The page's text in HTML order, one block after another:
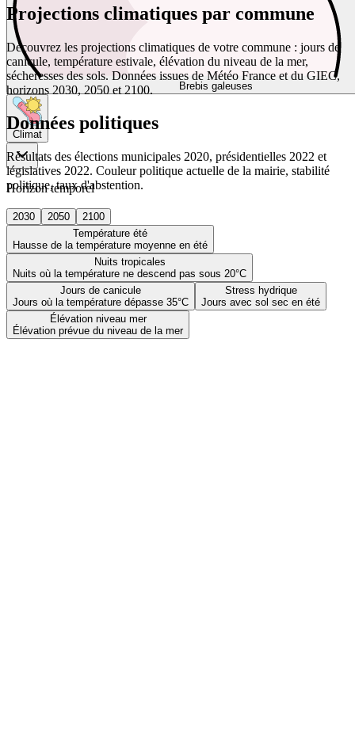
Brebis galeuses
Climat
Horizon temporel
2030 2050
2100
Température été
Hausse de la température moyenne en été
Nuits tropicales
Nuits où la température ne descend pas sous 20°C
Jours de canicule
Jours où la température dépasse 35°C
Stress hydrique
Jours avec sol sec en été
Élévation niveau mer
Élévation prévue du niveau de la mer
Projections climatiques par commune
Découvrez les projections climatiques de votre commune : jours de
canicule, température estivale, élévation du niveau de la mer,
sécheresses des sols. Données issues de Météo France et du GIEC,
horizons 2030, 2050 et 2100.
Données politiques
Résultats des élections municipales 2020, présidentielles 2022 et
législatives 2022. Couleur politique actuelle de la mairie, stabilité
politique, taux d'abstention.